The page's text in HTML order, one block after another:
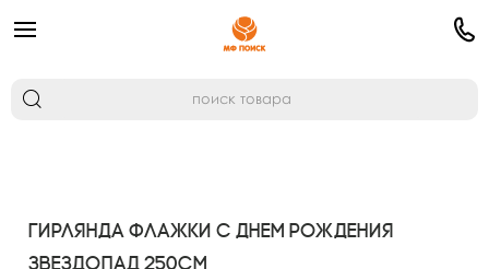
Гирлянда флажки С Днем Рождения
Звездопад 250см